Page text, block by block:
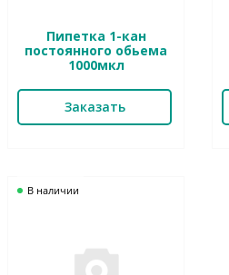
Пипетка 1-кан
постоянного обьема
1000мкл
Заказать
В наличии